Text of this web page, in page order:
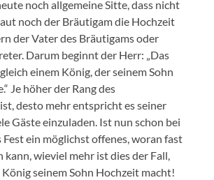
noch allgemeine Sitte, dass nicht
noch der Bräutigam die Hochzeit
der Vater des Bräutigams oder
Darum beginnt der Herr: „Das
einem König, der seinem Sohn
Je höher der Rang des
desto mehr entspricht es seiner
Gäste einzuladen. Ist nun schon bei
ein möglichst offenes, woran fast
kann, wieviel mehr ist dies der Fall,
seinem Sohn Hochzeit macht!